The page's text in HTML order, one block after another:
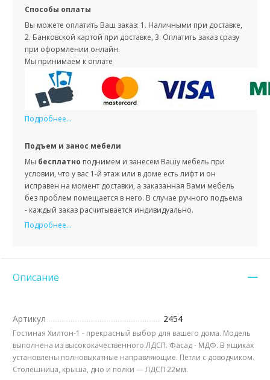
Способы оплаты
Вы можете оплатить Ваш заказ: 1. Наличными при доставке,
2. Банковской картой при доставке, 3. Оплатить заказ сразу
при оформлении онлайн.
Мы принимаем к оплате
Подробнее...
Подъем и занос мебели
Мы бесплатно поднимем и занесем Вашу мебель при
условии, что у вас 1-й этаж или в доме есть лифт и он
исправен на момент доставки, а заказанная Вами мебель
без проблем помещается в него. В случае ручного подъема
- каждый заказ расчитывается индивидуально.
Подробнее...
Описание
Артикул 2454
Гостиная Хилтон-1 - прекрасный выбор для вашего дома. Модель
выполнена из высококачественного ЛДСП. Фасад - МДФ. В ящиках
установлены полновыкатные направляющие. Петли с доводчиком.
Столешница, крыша, дно и полки — ЛДСП 22мм.